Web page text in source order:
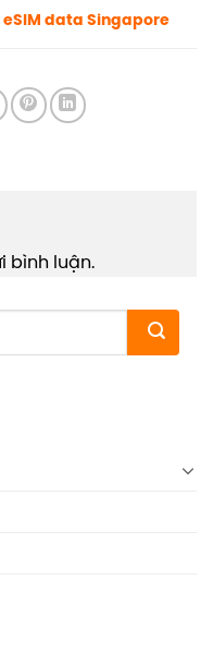
eSIM data Singapore
bình luận.